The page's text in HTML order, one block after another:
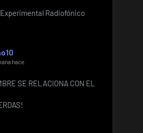
Radiofónico
hace
SE RELACIONA CON EL